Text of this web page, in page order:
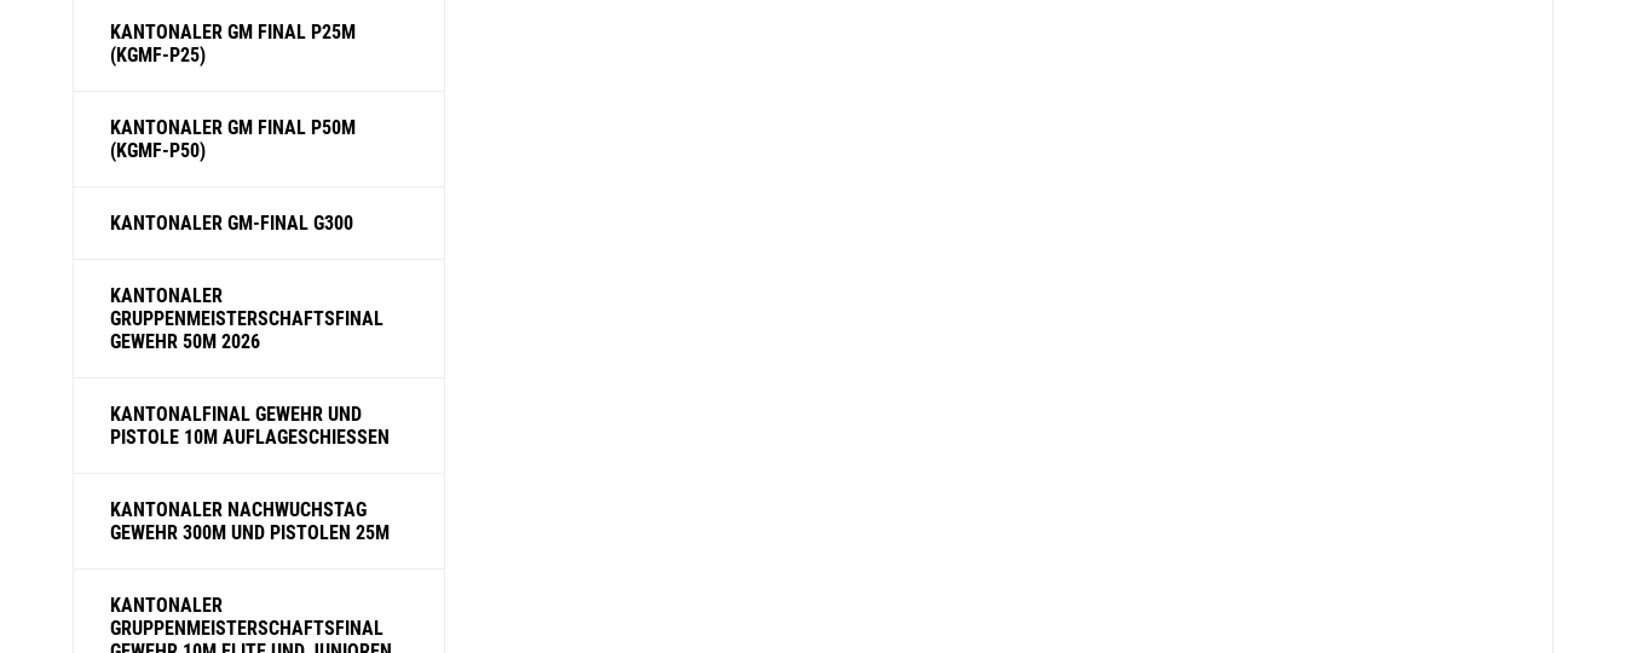
KANTONALER GM FINAL P25M
(KGMF-P25)
KANTONALER GM FINAL P50M
(KGMF-P50)
KANTONALER GM-FINAL G300
KANTONALER
GRUPPENMEISTERSCHAFTSFINAL
GEWEHR 50M 2026
KANTONALFINAL GEWEHR UND
PISTOLE 10M AUFLAGESCHIESSEN
KANTONALER NACHWUCHSTAG
GEWEHR 300M UND PISTOLEN 25M
KANTONALER
GRUPPENMEISTERSCHAFTSFINAL